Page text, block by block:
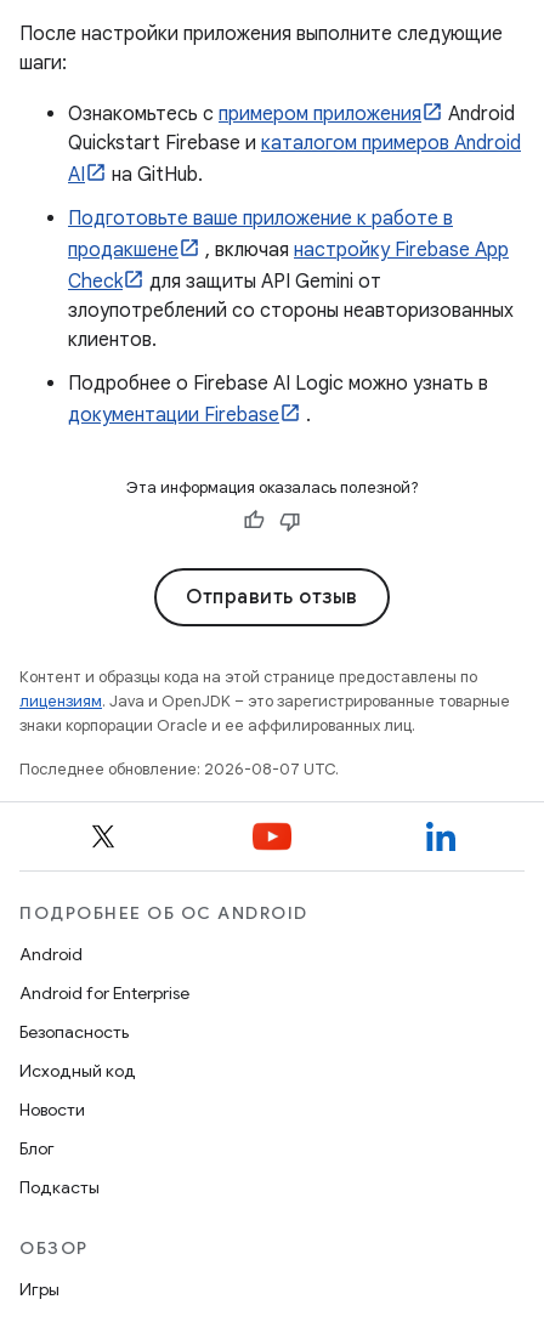
После настройки приложения выполните следующие
шаги:
Ознакомьтесь с примером приложения
Android
Quickstart Firebase и каталогом примеров Android
AI
на GitHub.
Подготовьте ваше приложение к работе в
продакшене
, включая настройку Firebase App
Check
для защиты API Gemini от
злоупотреблений со стороны неавторизованных
клиентов.
Подробнее о Firebase AI Logic можно узнать в
документации Firebase
.
Эта информация оказалась полезной?
Отправить отзыв
Контент и образцы кода на этой странице предоставлены по
лицензиям. Java и OpenJDK – это зарегистрированные товарные
знаки корпорации Oracle и ее аффилированных лиц.
Последнее обновление: 2026-08-07 UTC.
ПОДРОБНЕЕ ОБ ОС ANDROID
Android
Android for Enterprise
Безопасность
Исходный код
Новости
Блог
Подкасты
ОБЗОР
Игры